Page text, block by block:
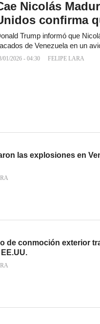
Nicolás
confirma
Trump informó que
de Venezuela en un
01/2026 - 04:30 FELIPE LARA
las explosiones en
de conmoción exterior